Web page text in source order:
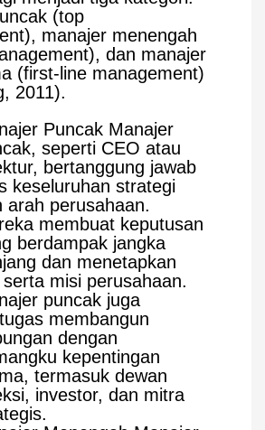
(top
manajer menengah
dan manajer
(first-line management)
2011).
Puncak Manajer
seperti CEO atau
bertanggung jawab
keseluruhan strategi
arah perusahaan.
membuat keputusan
berdampak jangka
dan menetapkan
misi perusahaan.
puncak juga
membangun
dengan
kepentingan
termasuk dewan
investor, dan mitra